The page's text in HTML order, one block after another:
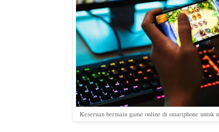
Keseruan bermain game online di smartphone untuk